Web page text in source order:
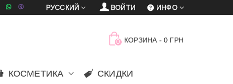
車 賈 ИНФО
ВОЙТИ
РУССКИЙ
0 КОРЗИНА - 0 ГРН
КОСМЕТИКА СКИДКИ